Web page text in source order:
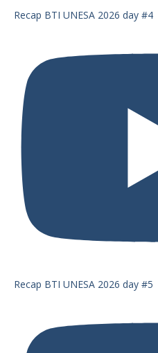
Recap BTI UNESA 2026 day #4
Recap BTI UNESA 2026 day #5